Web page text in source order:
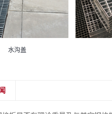
水沟盖